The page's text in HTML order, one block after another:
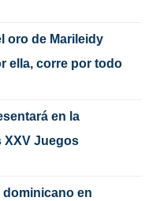
oro de Marileidy
ella, corre por todo
en la
XXV Juegos
dominicano en